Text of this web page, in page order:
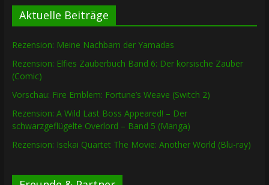
Aktuelle Beiträge
Rezension: Meine Nachbarn der Yamadas
Rezension: Elfies Zauberbuch Band 6: Der korsische Zauber
(Comic)
Vorschau: Fire Emblem: Fortune’s Weave (Switch 2)
Rezension: A Wild Last Boss Appeared! – Der
schwarzgeflügelte Overlord – Band 5 (Manga)
Rezension: Isekai Quartet The Movie: Another World (Blu-ray)